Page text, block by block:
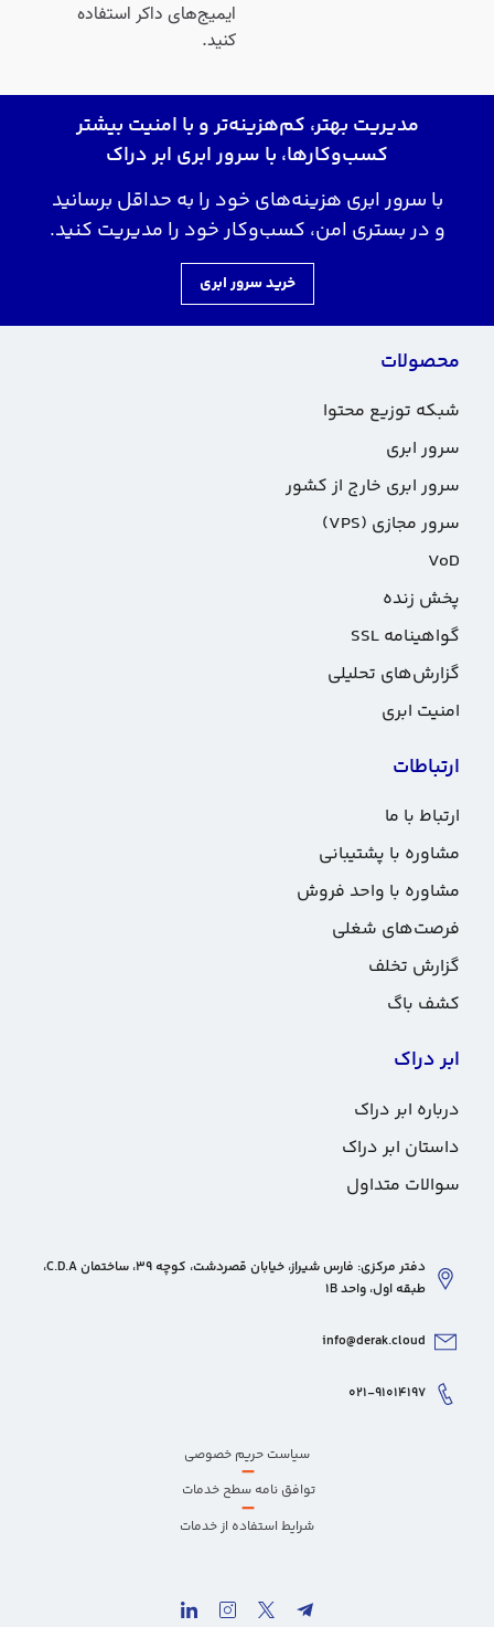
ایمیج‌های داکر استفاده
کنید.
مدیریت بهتر، کم‌هزینه‌تر و با امنیت بیشتر
کسب‌وکارها، با سرور ابری ابر دراک
با سرور ابری هزینه‌های خود را به حداقل برسانید
و در بستری امن، کسب‌وکار خود را مدیریت کنید.
خرید سرور ابری
محصولات
شبکه توزیع محتوا
سرور ابری
سرور ابری خارج از کشور
سرور مجازی (VPS)
VoD
پخش زنده
گواهینامه SSL
گزارش‌های تحلیلی
امنیت ابری
ارتباطات
ارتباط با ما
مشاوره با پشتیبانی
مشاوره با واحد فروش
فرصت‌های شغلی
گزارش تخلف
کشف باگ
ابر دراک
درباره ابر دراک
داستان ابر دراک
سوالات متداول
دفتر مرکزی: فارس شیراز، خیابان قصردشت، کوچه 39، ساختمان C.D.A،
طبقه اول، واحد 1B
info@derak.cloud
۰۲۱-۹۱۰۱۴۱۹۷
سیاست حریم خصوصی
–
توافق نامه سطح خدمات
–
شرایط استفاده از خدمات